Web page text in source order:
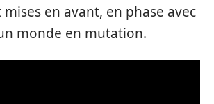
mises en avant, en phase avec
monde en mutation.